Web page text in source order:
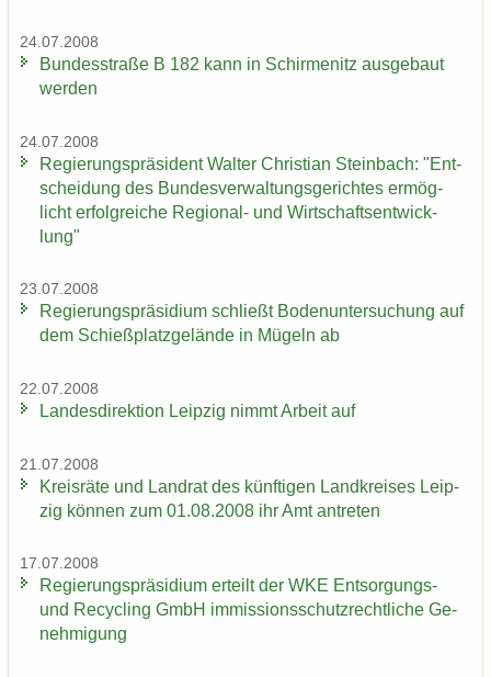
24.07.2008
Bun­des­stra­ße B 182 kann in Schir­menitz aus­ge­baut
wer­den
24.07.2008
Re­gie­rungs­prä­si­dent Wal­ter Chris­ti­an Stein­bach: "Ent­
schei­dung des Bun­des­ver­wal­tungs­ge­rich­tes er­mög­
licht er­folg­rei­che Regional-​ und Wirt­schafts­ent­wick­
lung"
23.07.2008
Re­gie­rungs­prä­si­di­um schließt Bo­den­un­ter­su­chung auf
dem Schieß­platz­ge­län­de in Mü­geln ab
22.07.2008
Lan­des­di­rek­ti­on Leip­zig nimmt Ar­beit auf
21.07.2008
Kreis­rä­te und Land­rat des künf­ti­gen Land­krei­ses Leip­
zig kön­nen zum 01.08.2008 ihr Amt an­tre­ten
17.07.2008
Re­gie­rungs­prä­si­di­um er­teilt der WKE Entsorgungs-​
und Re­cy­cling GmbH im­mis­si­ons­schutz­recht­li­che Ge­
neh­mi­gung